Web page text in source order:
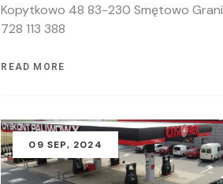
Kopytkowo 48 83-230 Smętowo
728 113 388
READ MORE
09 SEP, 2024